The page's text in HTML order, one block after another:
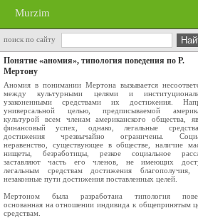
Murzim
поиск по сайту
Понятие «аномия», типология поведения по Р.
Мертону
Аномия в понимании Мертона вызывается
между культурными целями и
узаконенными средствами их достижения.
универсальной целью, предписываемой
культурой всем членам американского общества,
финансовый успех, однако, легальные
достижения чрезвычайно ограничены.
неравенство, существующее в обществе, наличие
нищеты, безработицы, резкое социальное
заставляют часть его членов, не имеющих
легальным средствам достижения благополучия,
незаконные пути достижения поставленных целей.
Мертоном была разработана типология
основанная на отношении индивида к общепринятым
средствам.